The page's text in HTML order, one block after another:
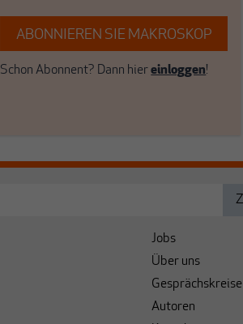
ABONNIEREN SIE MAKROSKOP
Schon Abonnent? Dann hier einloggen!
Jobs
Über uns
Gesprächskreise
Autoren